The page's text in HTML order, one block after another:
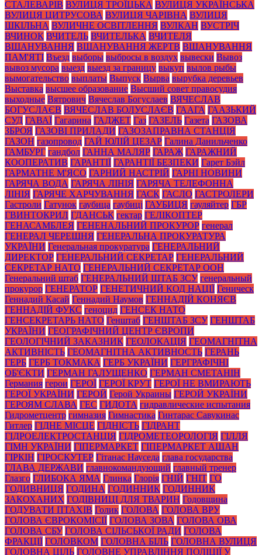
СТАЛЕВАРІВ ВУЛИЦЯ ТРОЇЦЬКА ВУЛИЦЯ УКРАЇНСЬКА
ВУЛИЦЯ ЦИТРУСОВА ВУЛИЦЯ ЧАРІВНА ВУЛИЦЯ
ШКІЛЬНА ВУЛИЧНЕ ОСВІТЛЕННЯ ВУЛКАН ВУСТРІЧ
ВЧИНОК ВЧИТЕЛЬ ВЧИТЕЛЬКА ВЧИТЕЛЯ
ВШАНУВАННЯ ВШАНУВАННЯ ЖЕРТВ ВШАНУВАННЯ
ПАМ'ЯТІ Въезд выборы выбросы в воздух вывески Вывоз
вывоз мусора выезд выезд за границу выкуп вылов рыбы
вымогательство выплаты Выпуск Вырва вырубка деревьев
Выставка высшее образование Высший совет правосудия
выходные Вятрович Вячеслав Богуслаев ВЯЧЕСЛАВ
БОГУСЛАЄВ ВЯЧЕСЛАВ БОЛУСЛАЄВ ГААГА ГААЗЬКИЙ
СУД ГАВАЇ Гагарина ГАДЖЕТ Газ ГАЗЕЛЬ Газета ГАЗОВА
ЗБРОЯ ГАЗОВІ ПРИЛАДИ ГАЗОЗАПРАВНА СТАНЦІЯ
ГАЗОН газопровод ГАЙ ЮЛІЙ ЦЕЗАР Галина Данильченко
ГАМБУРГ гандбол ГАННА МАЛЯР ГАРАЖ ГАРАЖНИЙ
КООПЕРАТИВ ГАРАНТІЇ ГАРАНТІЇ БЕЗПЕКИ Гарет Бэйл
ГАРМАТНЕ М'ЯСО ГАРНИЙ НАСТРІЙ ГАРНІ НОВИНИ
ГАРЯЧА ВОДА ГАРЯЧА ЛІНІЯ ГАРЯЧА ТЕЛЕФОННА
ЛІНІЯ ГАРЯЧЕ ХАРЧУВАННЯ ГАСК ГАСЛО ГАСТРОЛЕРИ
Гастроли Гатунок гаубица гаубиці ГАУБИЦЯ гауляйтер ГБР
ГВИНТОКРИЛ ГДАНСЬК гектар ГЕЛІКОПТЕР
ГЕНАСАМБЛЕЯ ГЕНЕНАЛЬНИЙ ПРОКУРОР генерал
ГЕНЕРАЛ ЧЕРЕШНЯ ГЕНЕРАЛЬНА ПРОКУРАТУРА
УКРАЇНИ Генеральная прокуратура ГЕНЕРАЛЬНИЙ
ДИРЕКТОР ГЕНЕРАЛЬНИЙ СЕКРЕТАР ГЕНЕРАЛЬНИЙ
СЕКРЕТАР НАТО ГЕНЕРАЛЬНИЙ СЕКРЕТАР ООН
Генеральний штаб ГЕНЕРАЛЬНИЙ ШТАБ ЗСУ генеральный
прокурор ГЕНЕРАТОР ГЕНЕТИЧНИЙ КОД НАЦІЇ Геническ
Геннадий Касай Геннадий Наумов ГЕННАДІЙ КОНЯЄВ
ГЕННАДІЙ ФУКС геноцид ГЕНСЕК НАТО
ГЕНСЕКРЕТАРЬ НАТО Генштаб ГЕНШТАБ ЗСУ ГЕНШТАБ
УКРАЇНИ ГЕОГРАФІЧНИЙ ЦЕНТР ЄВРОПИ
ГЕОЛОГІЧНИЙ ЗАКАЗНИК ГЕОЛОКАЦІЯ ГЕОМАГНІТНА
АКТИВНІСТЬ ГЕОМАГНІТНА АКТИВНОСТЬ ГЕРАНЬ
ГЕРБ ГЕРБ ТОКМАКА ГЕРБ УКРАЇНИ ГЕРГРАФІЧНІ
ОБ'ЄКТИ ГЕРМАН ГАЛУЩЕНКО ГЕРМАН СМЕТАНІН
Германия герои ГЕРОЇ ГЕРОЇ КРУТ ГЕРОЇ НЕ ВМИРАЮТЬ
ГЕРОЇ УКРАЇНИ ГЕРОЙ Герой Украины ГЕРОЙ УКРАЇНИ
ГЕРОЯМ СЛАВА ГЕС ГИДОТА гидравлические испытания
Гидрометцентр гимназия Гимнастика Гинтарас Савукинас
Гитлер ГІДНЕ МІСЦЕ ГІДНІСТЬ ГІДРАНТ
ГІДРОЕЛЕКТРОСТАНЦІЯ ГІДРОМЕТЕОРОЛОГІЯ ГІЛЛЯ
ГІМН УКРАЇНИ ГІПЕРМАРКЕТ ГІПЕРМАРКЕТ АШАН
ГІРКІН ГІРОСКУТЕР Гітанас Науседа глава государства
ГЛАВА ДЕРЖАВИ главнокомандующий главный тренер
Глазго ГЛИБОКА ЯМА Глинка Глорія ГНІЙ ГНІТ ГО
ГОДИВНИЦЯ ГОДИНА ГОДИННИК ГОДИННИК
ЗАКОХАНИХ ГОДІВНИЦІ ДЛЯ ТВАРИН Годовщина
ГОДУВАТИ ПТАХІВ Голик ГОЛОВА ГОЛОВА ВРУ
ГОЛОВА ЄВРОКОМІСІЇ ГОЛОВА ЗОВА ГОЛОВА ОВА
ГОЛОВА СБУ ГОЛОВА СІЛЬСЬКОЇ РАДИ ГОЛОВА
ФРАКЦІЇ ГОЛОВКОМ ГОЛОВНА БІЛЬ ГОЛОВНА ВУЛИЦЯ
ГОЛОВНА ЦІЛЬ ГОЛОВНЕ УПРАВЛІННЯ ПОЛІЦІЇ У